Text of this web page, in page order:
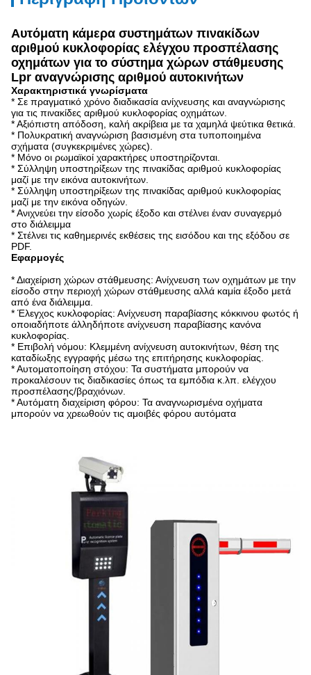
Αυτόματη κάμερα συστημάτων πινακίδων
αριθμού κυκλοφορίας ελέγχου προσπέλασης
οχημάτων για το σύστημα χώρων στάθμευσης
Lpr αναγνώρισης αριθμού αυτοκινήτων
Χαρακτηριστικά γνωρίσματα
* Σε πραγματικό χρόνο διαδικασία ανίχνευσης και αναγνώρισης
για τις πινακίδες αριθμού κυκλοφορίας οχημάτων.
* Αξιόπιστη απόδοση, καλή ακρίβεια με τα χαμηλά ψεύτικα θετικά.
* Πολυκρατική αναγνώριση βασισμένη στα τυποποιημένα
σχήματα (συγκεκριμένες χώρες).
* Μόνο οι ρωμαϊκοί χαρακτήρες υποστηρίζονται.
* Σύλληψη υποστηρίξεων της πινακίδας αριθμού κυκλοφορίας
μαζί με την εικόνα αυτοκινήτων.
* Σύλληψη υποστηρίξεων της πινακίδας αριθμού κυκλοφορίας
μαζί με την εικόνα οδηγών.
* Ανιχνεύει την είσοδο χωρίς έξοδο και στέλνει έναν συναγερμό
στο διάλειμμα
* Στέλνει τις καθημερινές εκθέσεις της εισόδου και της εξόδου σε
PDF.
Εφαρμογές
* Διαχείριση χώρων στάθμευσης: Ανίχνευση των οχημάτων με την
είσοδο στην περιοχή χώρων στάθμευσης αλλά καμία έξοδο μετά
από ένα διάλειμμα.
* Έλεγχος κυκλοφορίας: Ανίχνευση παραβίασης κόκκινου φωτός ή
οποιαδήποτε άλληδήποτε ανίχνευση παραβίασης κανόνα
κυκλοφορίας.
* Επιβολή νόμου: Κλεμμένη ανίχνευση αυτοκινήτων, θέση της
καταδίωξης εγγραφής μέσω της επιτήρησης κυκλοφορίας.
* Αυτοματοποίηση στόχου: Τα συστήματα μπορούν να
προκαλέσουν τις διαδικασίες όπως τα εμπόδια κ.λπ. ελέγχου
προσπέλασης/βραχιόνων.
* Αυτόματη διαχείριση φόρου: Τα αναγνωρισμένα οχήματα
μπορούν να χρεωθούν τις αμοιβές φόρου αυτόματα